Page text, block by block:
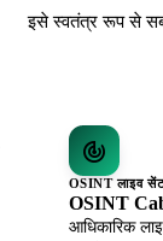
इसे स्वतंत्र रूप से सबसे
OSINT लाइव
OSINT
आधिकारिक